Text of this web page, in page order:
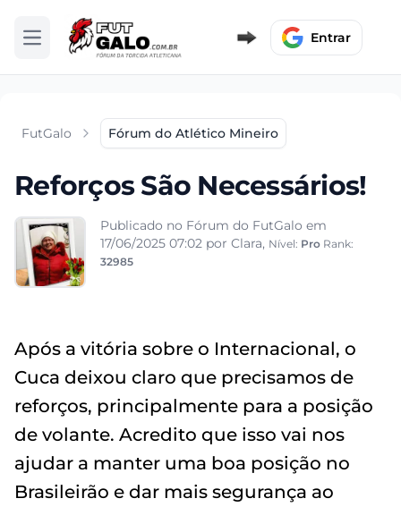
Abrir menu Entrar
FutGalo Fórum do Atlético Mineiro
Reforços São Necessários!
Publicado no Fórum do FutGalo em
17/06/2025 07:02 por Clara, Nível: Pro Rank:
32985
Após a vitória sobre o Internacional, o
Cuca deixou claro que precisamos de
reforços, principalmente para a posição
de volante. Acredito que isso vai nos
ajudar a manter uma boa posição no
Brasileirão e dar mais segurança ao